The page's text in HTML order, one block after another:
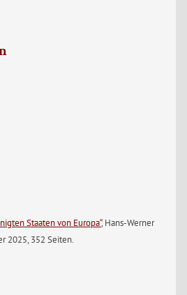
Staaten von Europa“, Hans-Werner
2025, 352 Seiten.